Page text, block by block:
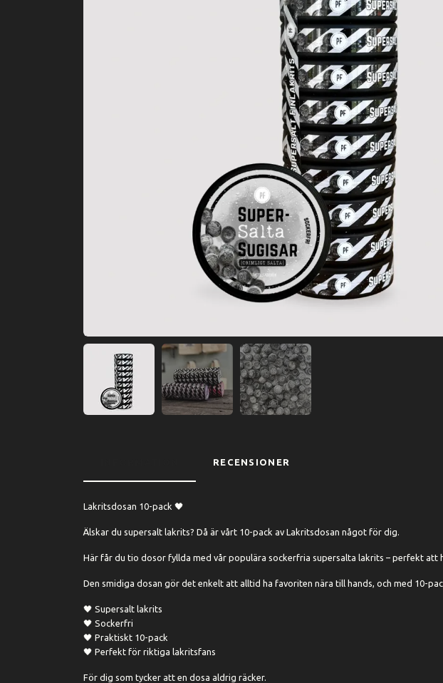
RECENSIONER
Lakritsdosan 10-pack 🖤
Älskar du supersalt lakrits? Då är vårt 10-pack av Lakritsdosan något för dig.
Här får du tio dosor fyllda med vår populära sockerfria supersalta lakrits – perfekt att
Den smidiga dosan gör det enkelt att alltid ha favoriten nära till hands, och med 10-
🖤 Supersalt lakrits
🖤 Sockerfri
🖤 Praktiskt 10-pack
🖤 Perfekt för riktiga lakritsfans
För dig som tycker att en dosa aldrig räcker.